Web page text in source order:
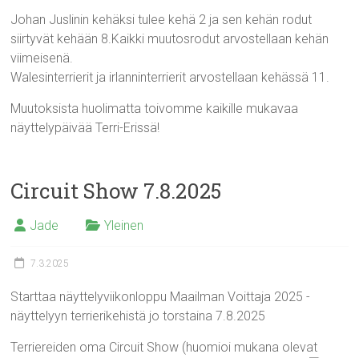
Johan Juslinin kehäksi tulee kehä 2 ja sen kehän rodut
siirtyvät kehään 8.Kaikki muutosrodut arvostellaan kehän
viimeisenä.
Walesinterrierit ja irlanninterrierit arvostellaan kehässä 11.
Muutoksista huolimatta toivomme kaikille mukavaa
näyttelypäivää Terri-Erissä!
Circuit Show 7.8.2025
Jade Yleinen
7.3.2025
Starttaa näyttelyviikonloppu Maailman Voittaja 2025 -
näyttelyyn terrierikehistä jo torstaina 7.8.2025
Terriereiden oma Circuit Show (huomioi mukana olevat